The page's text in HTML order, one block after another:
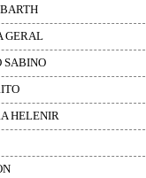
GERAL
SABINO
HELENIR